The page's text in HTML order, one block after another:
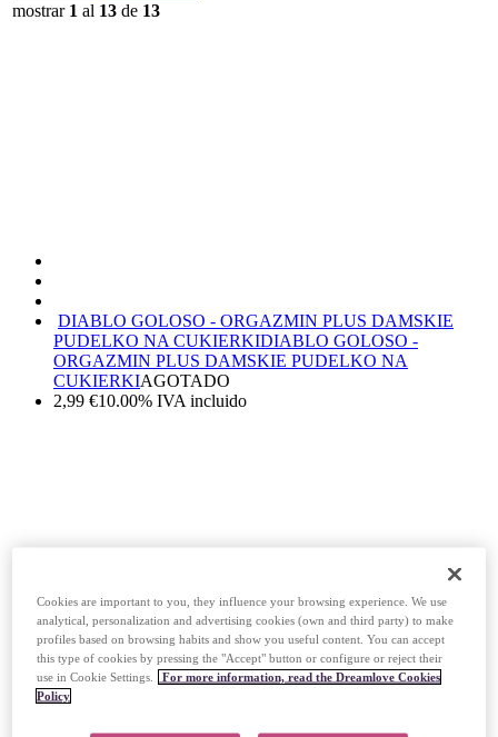
mostrar 1 al 13 de 13
DIABLO GOLOSO - ORGAZMIN PLUS DAMSKIE
PUDELKO NA CUKIERKIDIABLO GOLOSO -
ORGAZMIN PLUS DAMSKIE PUDELKO NA
CUKIERKIAGOTADO
2,99 €10.00% IVA incluido
DIABLO GOLOSO - ORGAZMIN PLUS MESKIE
Cookies are important to you, they influence your browsing experience. We use
analytical, personalization and advertising cookies (own and third party) to make
profiles based on browsing habits and show you useful content. You can accept
this type of cookies by pressing the "Accept" button or configure or reject their
use in Cookie Settings.
For more information, read the Dreamlove Cookies
Policy